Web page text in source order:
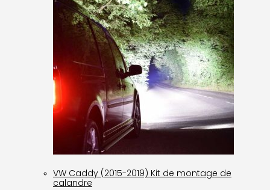
VW Caddy (2015-2019) Kit de montage de
calandre